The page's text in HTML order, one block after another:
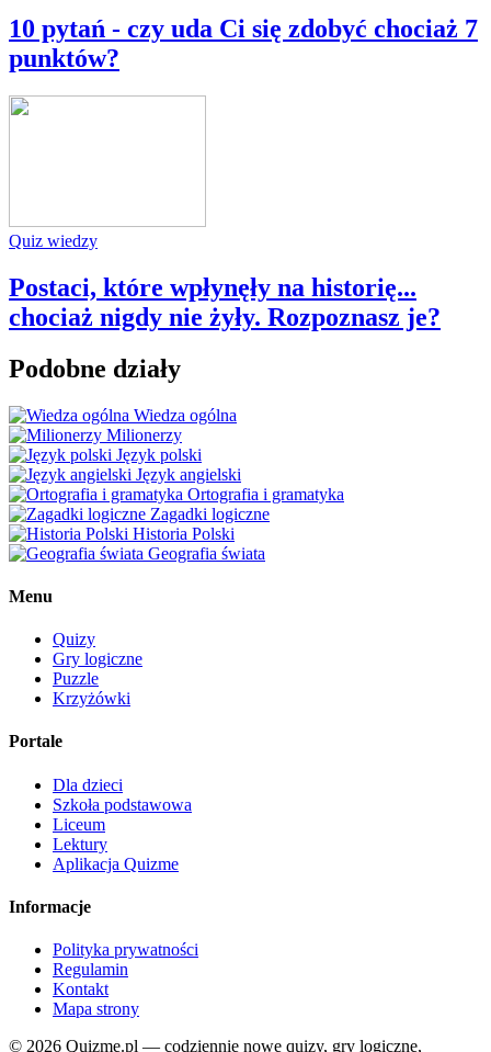
10 pytań - czy uda Ci się zdobyć chociaż 7
punktów?
Quiz wiedzy
Postaci, które wpłynęły na historię...
chociaż nigdy nie żyły. Rozpoznasz je?
Podobne działy
Wiedza ogólna
Milionerzy
Język polski
Język angielski
Ortografia i gramatyka
Zagadki logiczne
Historia Polski
Geografia świata
Menu
Quizy
Gry logiczne
Puzzle
Krzyżówki
Portale
Dla dzieci
Szkoła podstawowa
Liceum
Lektury
Aplikacja Quizme
Informacje
Polityka prywatności
Regulamin
Kontakt
Mapa strony
© 2026 Quizme.pl — codziennie nowe quizy, gry logiczne,